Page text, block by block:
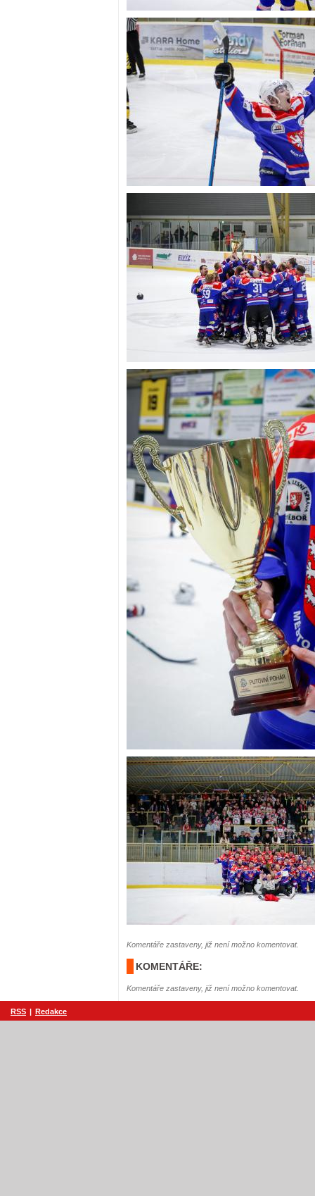
Komentáře zastaveny, již není možno komentovat.
KOMENTÁŘE:
Komentáře zastaveny, již není možno komentovat.
RSS | Redakce